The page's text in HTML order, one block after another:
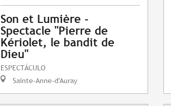
Son et Lumière -
Spectacle "Pierre de
Kériolet, le bandit de
Dieu"
ESPECTÁCULO
Sainte-Anne-d'Auray